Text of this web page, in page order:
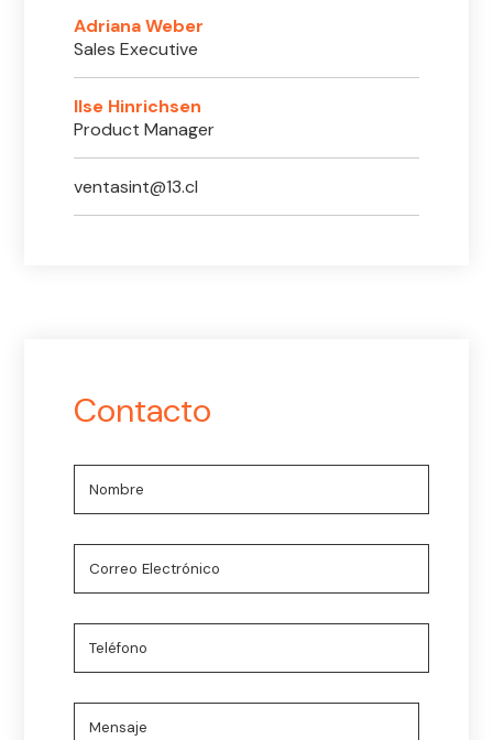
Adriana Weber
Sales Executive
Ilse Hinrichsen
Product Manager
ventasint@13.cl
Contacto